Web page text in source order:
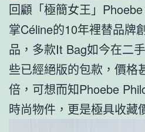
回顧「極簡女王」
掌Céline的10年裡替品牌
品，多款It Bag如今在二
些已經絕版的包款，價格
倍，可想而知Phoebe
時尚物件，更是極具收藏